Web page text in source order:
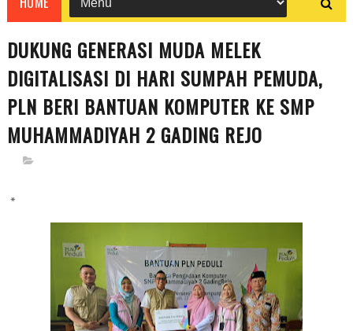
DUKUNG GENERASI MUDA MELEK
DIGITALISASI DI HARI SUMPAH PEMUDA,
PLN BERI BANTUAN KOMPUTER KE SMP
MUHAMMADIYAH 2 GADING REJO
*